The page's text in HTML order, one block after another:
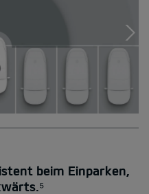
beim Einparken,